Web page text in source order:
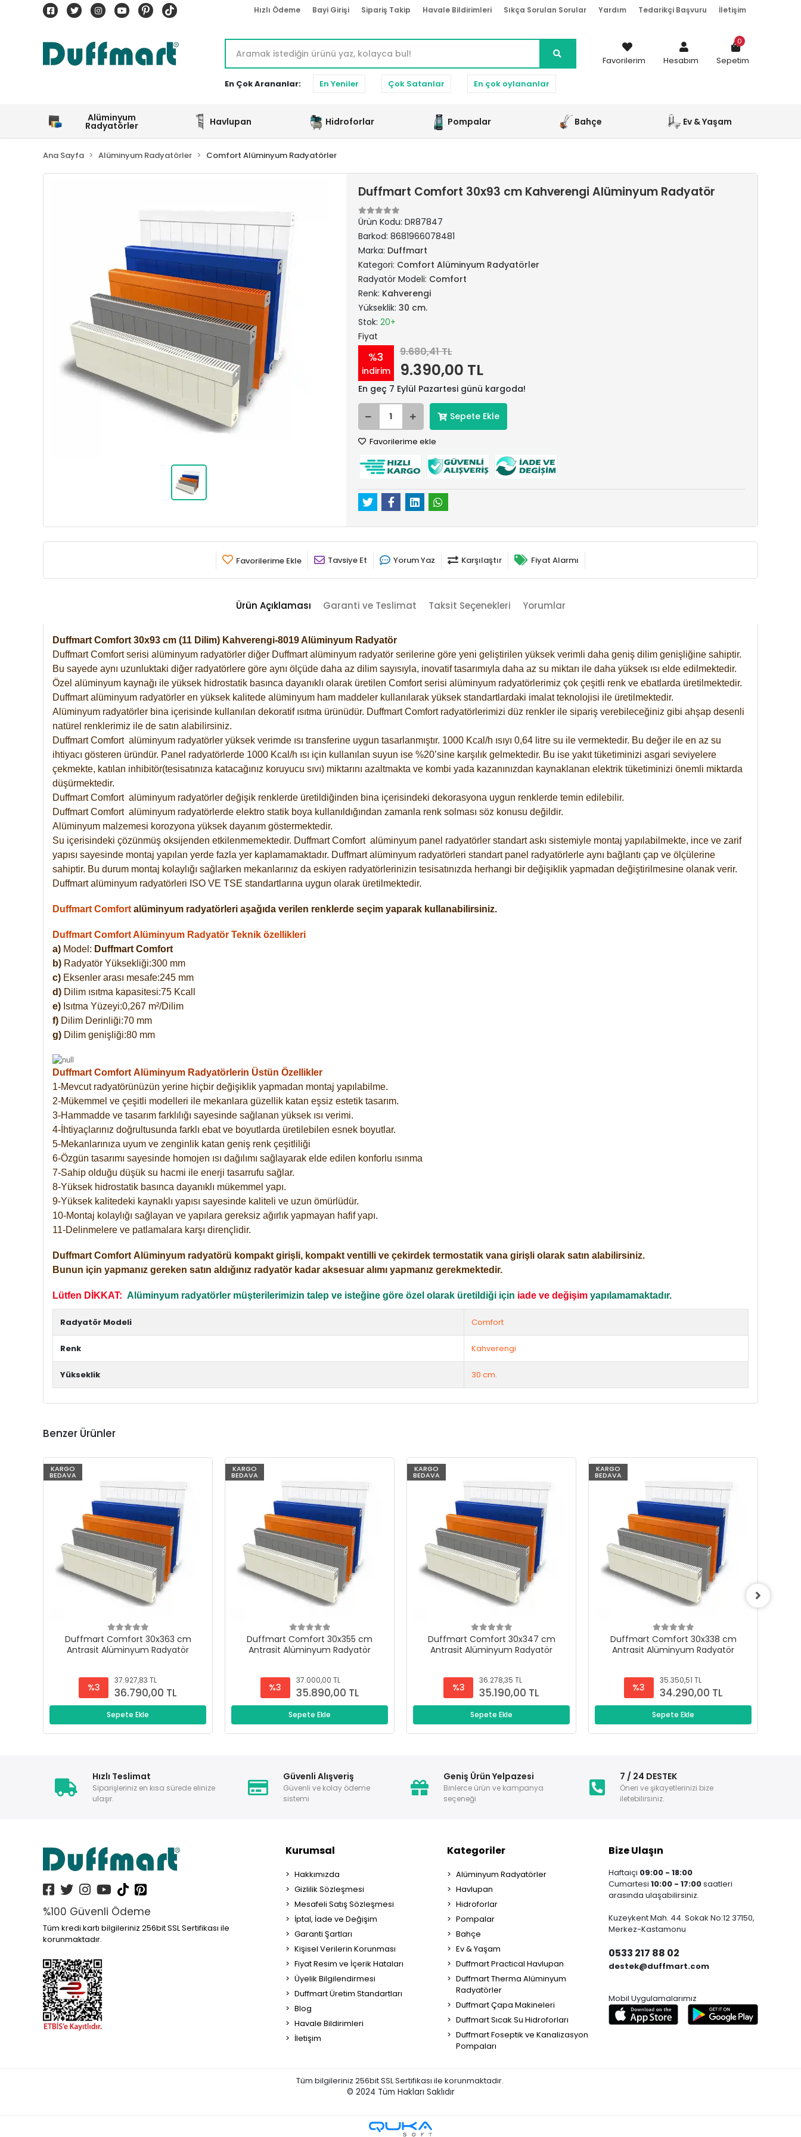
Hızlı Ödeme Bayi Girişi Sipariş Takip Havale Bildirimleri Sıkça Sorulan Sorular Yardım Tedarikçi Başvuru İletişim
En Çok Arananlar: En Yeniler Çok Satanlar En çok oylananlar
Favorilerim Hesabım Sepetim
0
Alüminyum
Radyatörler Havlupan Hidroforlar Pompalar Bahçe Ev & Yaşam
Ana Sayfa Alüminyum Radyatörler Comfort Alüminyum Radyatörler
Duffmart Comfort 30x93 cm Kahverengi Alüminyum Radyatör
Ürün Kodu: DR87847
Barkod: 8681966078481
Marka: Duffmart
Kategori: Comfort Alüminyum Radyatörler
Radyatör Modeli: Comfort
Renk: Kahverengi
Yükseklik: 30 cm.
Stok: 20+
Fiyat
%3
indirim
9.680,41 TL
9.390,00 TL
En geç 7 Eylül Pazartesi günü kargoda!
Sepete Ekle
Favorilerime ekle
Favorilerime Ekle Tavsiye Et Yorum Yaz Karşılaştır Fiyat Alarmı
Ürün Açıklaması Garanti ve Teslimat Taksit Seçenekleri Yorumlar
Duffmart Comfort 30x93 cm (11 Dilim) Kahverengi-8019 Alüminyum Radyatör
Duffmart Comfort serisi alüminyum radyatörler diğer Duffmart alüminyum radyatör serilerine göre yeni geliştirilen yüksek verimli daha geniş dilim genişliğine sahiptir.
Bu sayede aynı uzunluktaki diğer radyatörlere göre aynı ölçüde daha az dilim sayısıyla, inovatif tasarımıyla daha az su miktarı ile daha yüksek ısı elde edilmektedir.
Özel alüminyum kaynağı ile yüksek hidrostatik basınca dayanıklı olarak üretilen Comfort serisi alüminyum radyatörlerimiz çok çeşitli renk ve ebatlarda üretilmektedir.
Duffmart alüminyum radyatörler en yüksek kalitede alüminyum ham maddeler kullanılarak yüksek standartlardaki imalat teknolojisi ile üretilmektedir.
Alüminyum radyatörler bina içerisinde kullanılan dekoratif ısıtma ürünüdür. Duffmart Comfort radyatörlerimizi düz renkler ile sipariş verebileceğiniz gibi ahşap desenli
natürel renklerimiz ile de satın alabilirsiniz.
Duffmart Comfort alüminyum radyatörler yüksek verimde ısı transferine uygun tasarlanmıştır. 1000 Kcal/h ısıyı 0,64 litre su ile vermektedir. Bu değer ile en az su
ihtiyacı gösteren üründür. Panel radyatörlerde 1000 Kcal/h ısı için kullanılan suyun ise %20’sine karşılık gelmektedir. Bu ise yakıt tüketiminizi asgari seviyelere
çekmekte, katılan inhibitör(tesisatınıza katacağınız koruyucu sıvı) miktarını azaltmakta ve kombi yada kazanınızdan kaynaklanan elektrik tüketiminizi önemli miktarda
düşürmektedir.
Duffmart Comfort alüminyum radyatörler değişik renklerde üretildiğinden bina içerisindeki dekorasyona uygun renklerde temin edilebilir.
DuffmartComfort alüminyum radyatörlerde elektro statik boya kullanıldığından zamanla renk solması söz konusu değildir.
Alüminyum malzemesi korozyona yüksek dayanım göstermektedir.
Su içerisindeki çözünmüş oksijenden etkilenmemektedir. DuffmartComfort alüminyum panel radyatörler standart askı sistemiyle montaj yapılabilmekte, ince ve zarif
yapısı sayesinde montaj yapılan yerde fazla yer kaplamamaktadır. Duffmart alüminyum radyatörleri standart panel radyatörlerle aynı bağlantı çap ve ölçülerine
sahiptir. Bu durum montaj kolaylığı sağlarken mekanlarınız da eskiyen radyatörlerinizin tesisatınızda herhangi bir değişiklik yapmadan değiştirilmesine olanak verir.
Duffmart alüminyum radyatörleri ISO VE TSE standartlarına uygun olarak üretilmektedir.
Duffmart Comfort alüminyum radyatörleri aşağıda verilen renklerde seçim yaparak kullanabilirsiniz.
Duffmart Comfort Alüminyum Radyatör Teknik özellikleri
a) Model: Duffmart Comfort
b) Radyatör Yüksekliği:300 mm
c) Eksenler arası mesafe:245 mm
d) Dilim ısıtma kapasitesi:75 Kcall
e) Isıtma Yüzeyi:0,267 m²/Dilim
f) Dilim Derinliği:70 mm
g) Dilim genişliği:80 mm
Duffmart Comfort Alüminyum Radyatörlerin Üstün Özellikler
1-Mevcut radyatörünüzün yerine hiçbir değişiklik yapmadan montaj yapılabilme.
2-Mükemmel ve çeşitli modelleri ile mekanlara güzellik katan eşsiz estetik tasarım.
3-Hammadde ve tasarım farklılığı sayesinde sağlanan yüksek ısı verimi.
4-İhtiyaçlarınız doğrultusunda farklı ebat ve boyutlarda üretilebilen esnek boyutlar.
5-Mekanlarınıza uyum ve zenginlik katan geniş renk çeşitliliği
6-Özgün tasarımı sayesinde homojen ısı dağılımı sağlayarak elde edilen konforlu ısınma
7-Sahip olduğu düşük su hacmi ile enerji tasarrufu sağlar.
8-Yüksek hidrostatik basınca dayanıklı mükemmel yapı.
9-Yüksek kalitedeki kaynaklı yapısı sayesinde kaliteli ve uzun ömürlüdür.
10-Montaj kolaylığı sağlayan ve yapılara gereksiz ağırlık yapmayan hafif yapı.
11-Delinmelere ve patlamalara karşı dirençlidir.
Duffmart Comfort Alüminyum radyatörü kompakt girişli, kompakt ventilli ve çekirdek termostatik vana girişli olarak satın alabilirsiniz.
Bunun için yapmanız gereken satın aldığınız radyatör kadar aksesuar alımı yapmanız gerekmektedir.
Lütfen DİKKAT: Alüminyum radyatörler müşterilerimizin talep ve isteğine göre özel olarak üretildiği için iade ve değişim yapılamamaktadır.
Radyatör Modeli Comfort
Renk Kahverengi
Yükseklik 30 cm.
Benzer Ürünler
KARGO
BEDAVA
Duffmart Comfort 30x363 cm
Antrasit Alüminyum Radyatör
%3
37.927,83 TL
36.790,00 TL
Sepete Ekle
KARGO
BEDAVA
Duffmart Comfort 30x355 cm
Antrasit Alüminyum Radyatör
%3
37.000,00 TL
35.890,00 TL
Sepete Ekle
KARGO
BEDAVA
Duffmart Comfort 30x347 cm
Antrasit Alüminyum Radyatör
%3
36.278,35 TL
35.190,00 TL
Sepete Ekle
KARGO
BEDAVA
Duffmart Comfort 30x338 cm
Antrasit Alüminyum Radyatör
%3
35.350,51 TL
34.290,00 TL
Sepete Ekle
Hızlı Teslimat
Siparişleriniz en kısa sürede elinize
ulaşır.
Güvenli Alışveriş
Güvenli ve kolay ödeme
sistemi
Geniş Ürün Yelpazesi
Binlerce ürün ve kampanya
seçeneği
7 / 24 DESTEK
Öneri ve şikayetlerinizi bize
iletebilirsiniz.
%100 Güvenli Ödeme
Tüm kredi kartı bilgileriniz 256bit SSL Sertifikası ile
korunmaktadır.
Kurumsal
Hakkımızda
Gizlilik Sözleşmesi
Mesafeli Satış Sözleşmesi
İptal, İade ve Değişim
Garanti Şartları
Kişisel Verilerin Korunması
Fiyat Resim ve İçerik Hataları
Üyelik Bilgilendirmesi
Duffmart Üretim Standartları
Blog
Havale Bildirimleri
İletişim
Kategoriler
Alüminyum Radyatörler
Havlupan
Hidroforlar
Pompalar
Bahçe
Ev & Yaşam
Duffmart Practical Havlupan
Duffmart Therma Alüminyum
Radyatörler
Duffmart Çapa Makineleri
Duffmart Sıcak Su Hidroforları
Duffmart Foseptik ve Kanalizasyon
Pompaları
Bize Ulaşın
Haftaiçi 09:00 - 18:00
Cumartesi 10:00 - 17:00saatleri
arasında ulaşabilirsiniz.
Kuzeykent Mah. 44. Sokak No:12 37150,
Merkez-Kastamonu
0533 217 88 02
destek@duffmart.com
Mobil Uygulamalarımız
Tüm bilgileriniz 256bit SSL Sertifikası ile korunmaktadır.
© 2024 Tüm Hakları Saklıdır